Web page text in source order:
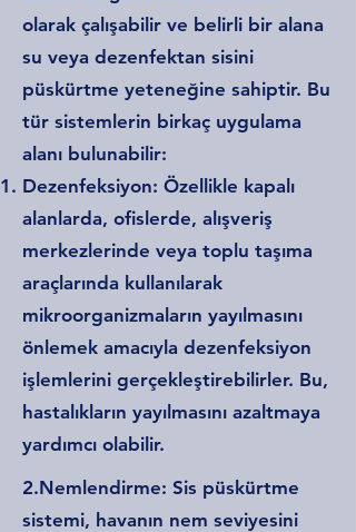
olarak çalışabilir ve belirli bir alana
su veya dezenfektan sisini
püskürtme yeteneğine sahiptir. Bu
tür sistemlerin birkaç uygulama
alanı bulunabilir:
Dezenfeksiyon: Özellikle kapalı
alanlarda, ofislerde, alışveriş
merkezlerinde veya toplu taşıma
araçlarında kullanılarak
mikroorganizmaların yayılmasını
önlemek amacıyla dezenfeksiyon
işlemlerini gerçekleştirebilirler. Bu,
hastalıkların yayılmasını azaltmaya
yardımcı olabilir.
2.Nemlendirme: Sis püskürtme
sistemi, havanın nem seviyesini